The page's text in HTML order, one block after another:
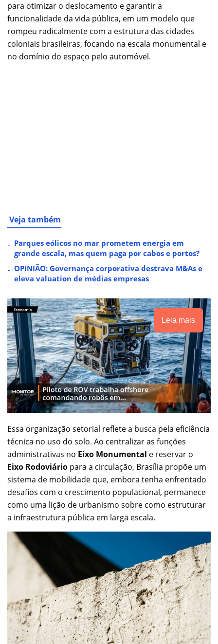
para otimizar o deslocamento e garantir a
funcionalidade da vida pública, em um modelo que
rompeu radicalmente com a estrutura das cidades
coloniais brasileiras, focando na escala monumental e
no domínio do espaço pelo automóvel.
Veja também
Parques eólicos no mar prometem energia em
grande escala, mas quem paga por cabos e portos?
OPINIÃO: Governança corporativa destrava M&As e
eleva valuation de médias empresas
Leia mais
Essa organização setorial reflete a busca pela eficiência
técnica no uso do solo. Ao centralizar as funções
administrativas no Eixo Monumental e reservar o
Eixo Rodoviário para a circulação, Brasília propõe um
sistema de mobilidade que, embora tenha enfrentado
desafios com o crescimento populacional, permanece
como uma lição de urbanismo sobre como estruturar
a infraestrutura pública em larga escala.